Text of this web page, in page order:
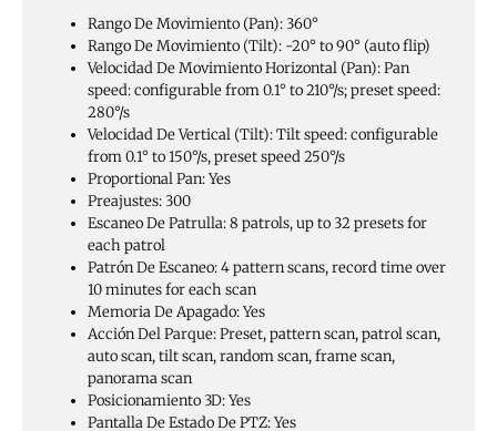
Rango De Movimiento (Pan):360°
Rango De Movimiento (Tilt): -20° to 90° (auto flip)
Velocidad De Movimiento Horizontal (Pan):Pan
speed: configurable from 0.1° to 210°/s; preset speed:
280°/s
Velocidad De Vertical (Tilt):Tilt speed: configurable
from 0.1° to 150°/s, preset speed 250°/s
Proportional Pan:Yes
Preajustes:300
Escaneo De Patrulla:8 patrols, up to 32 presets for
each patrol
Patrón De Escaneo:4 pattern scans, record time over
10 minutes for each scan
Memoria De Apagado:Yes
Acción Del Parque:Preset, pattern scan, patrol scan,
auto scan, tilt scan, random scan, frame scan,
panorama scan
Posicionamiento 3D:Yes
Pantalla De Estado De PTZ:Yes